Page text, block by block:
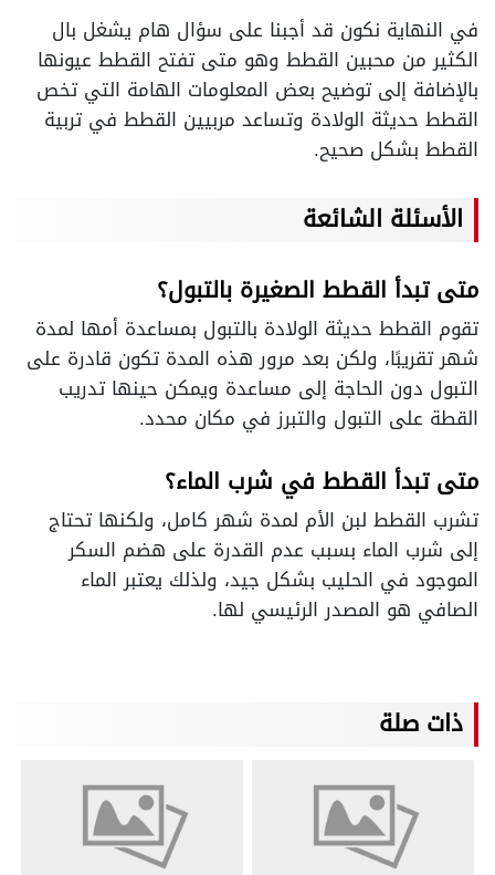
في النهاية نكون قد أجبنا على سؤال هام يشغل بال
الكثير من محبين القطط وهو متى تفتح القطط عيونها
بالإضافة إلى توضيح بعض المعلومات الهامة التي تخص
القطط حديثة الولادة وتساعد مربيين القطط في تربية
القطط بشكل صحيح.
الأسئلة الشائعة
متى تبدأ القطط الصغيرة بالتبول؟
تقوم القطط حديثة الولادة بالتبول بمساعدة أمها لمدة
شهر تقريبًا، ولكن بعد مرور هذه المدة تكون قادرة على
التبول دون الحاجة إلى مساعدة ويمكن حينها تدريب
القطة على التبول والتبرز في مكان محدد.
متى تبدأ القطط في شرب الماء؟
تشرب القطط لبن الأم لمدة شهر كامل، ولكنها تحتاج
إلى شرب الماء بسبب عدم القدرة على هضم السكر
الموجود في الحليب بشكل جيد، ولذلك يعتبر الماء
الصافي هو المصدر الرئيسي لها.
ذات صلة